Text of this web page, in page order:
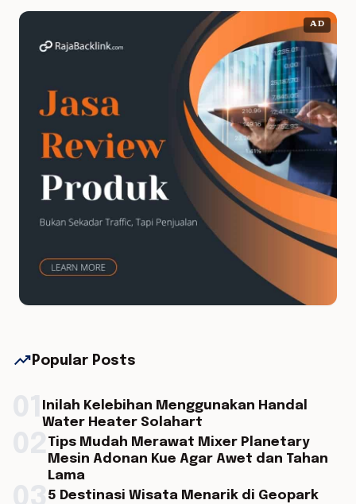
AD
trending_up Popular Posts
Inilah Kelebihan Menggunakan Handal
Water Heater Solahart
Tips Mudah Merawat Mixer Planetary
Mesin Adonan Kue Agar Awet dan Tahan
Lama
5 Destinasi Wisata Menarik di Geopark